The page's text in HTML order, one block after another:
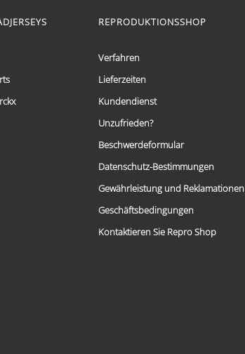
REPRODUKTIONSSHOP
Verfahren
Lieferzeiten
Kundendienst
Unzufrieden?
Beschwerdeformular
Datenschutz-Bestimmungen
Gewährleistung und Reklamationen
Geschäftsbedingungen
Kontaktieren Sie Repro Shop